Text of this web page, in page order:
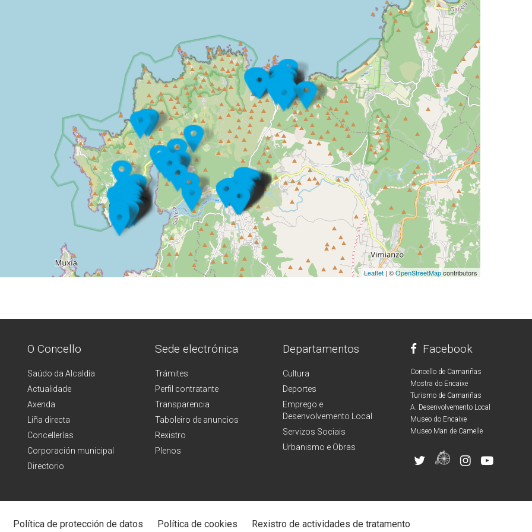
Leaflet | ©OpenStreetMapcontributors
O Concello
Saúdo da Alcaldía
Actualidade
Axenda
Liña directa
Concellerías
Corporación municipal
Directorio
Sede electrónica
Trámites
Perfil contratante
Transparencia
Taboleiro de anuncios
Rexistro
Plenos
Departamentos
Cultura
Deportes
Emprego e
Desenvolvemento Local
Servizos Sociais
Urbanismo e Obras
Facebook
Concello de Camariñas
Mostra do Encaixe
Turismo de Camariñas
A. Desenvolvemento Local
Museo do Encaixe
Museo Man de Camelle
Política de protección de datos Política de cookies Rexistro de actividades de tratamento